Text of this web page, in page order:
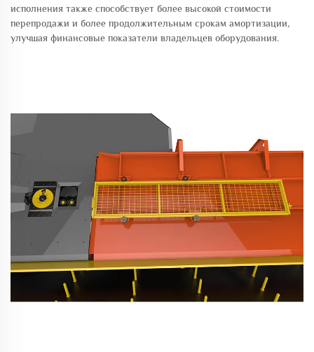
исполнения также способствует более высокой стоимости
перепродажи и более продолжительным срокам амортизации,
улучшая финансовые показатели владельцев оборудования.